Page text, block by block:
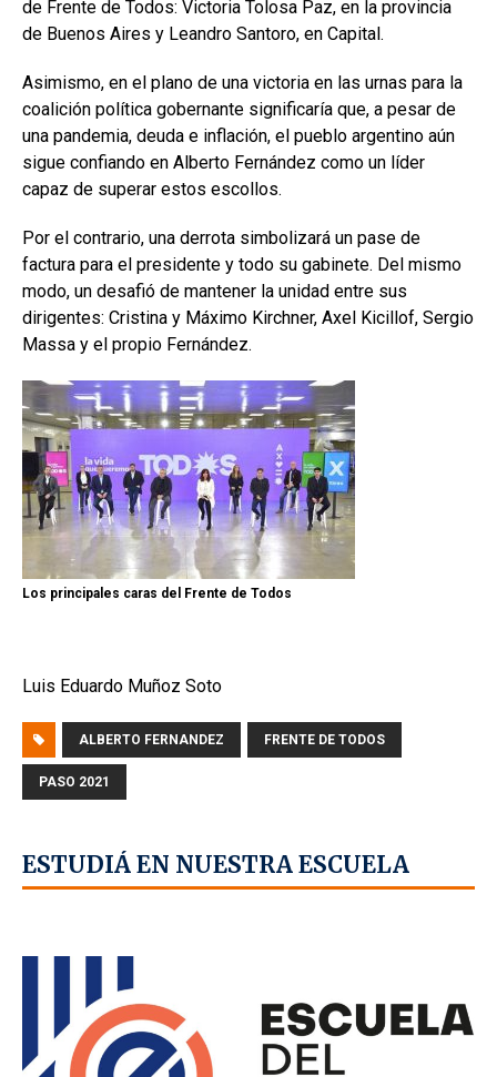
de Frente de Todos: Victoria Tolosa Paz, en la provincia
de Buenos Aires y Leandro Santoro, en Capital.
Asimismo, en el plano de una victoria en las urnas para la
coalición política gobernante significaría que, a pesar de
una pandemia, deuda e inflación, el pueblo argentino aún
sigue confiando en Alberto Fernández como un líder
capaz de superar estos escollos.
Por el contrario, una derrota simbolizará un pase de
factura para el presidente y todo su gabinete. Del mismo
modo, un desafió de mantener la unidad entre sus
dirigentes: Cristina y Máximo Kirchner, Axel Kicillof, Sergio
Massa y el propio Fernández.
Los principales caras del Frente de Todos
Luis Eduardo Muñoz Soto
ALBERTO FERNANDEZ FRENTE DE TODOS
PASO 2021
ESTUDIÁ EN NUESTRA ESCUELA